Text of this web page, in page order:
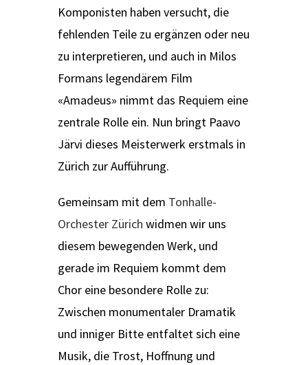
Komponisten haben versucht, die
fehlenden Teile zu ergänzen oder neu
zu interpretieren, und auch in Milos
Formans legendärem Film
«Amadeus» nimmt das Requiem eine
zentrale Rolle ein. Nun bringt Paavo
Järvi dieses Meisterwerk erstmals in
Zürich zur Aufführung.
Gemeinsam mit dem Tonhalle-
Orchester Zürich widmen wir uns
diesem bewegenden Werk, und
gerade im Requiem kommt dem
Chor eine besondere Rolle zu:
Zwischen monumentaler Dramatik
und inniger Bitte entfaltet sich eine
Musik, die Trost, Hoffnung und